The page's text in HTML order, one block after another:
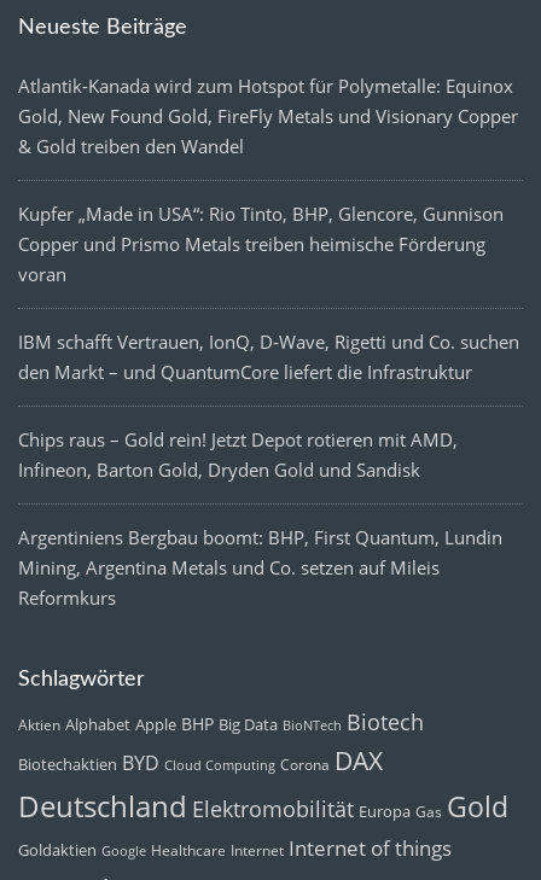
Neueste Beiträge
Atlantik-Kanada wird zum Hotspot für Polymetalle: Equinox
Gold, New Found Gold, FireFly Metals und Visionary Copper
& Gold treiben den Wandel
Kupfer „Made in USA“: Rio Tinto, BHP, Glencore, Gunnison
Copper und Prismo Metals treiben heimische Förderung
voran
IBM schafft Vertrauen, IonQ, D-Wave, Rigetti und Co. suchen
den Markt – und QuantumCore liefert die Infrastruktur
Chips raus – Gold rein! Jetzt Depot rotieren mit AMD,
Infineon, Barton Gold, Dryden Gold und Sandisk
Argentiniens Bergbau boomt: BHP, First Quantum, Lundin
Mining, Argentina Metals und Co. setzen auf Mileis
Reformkurs
Schlagwörter
Aktien Alphabet Apple BHP Big Data BioNTech Biotech
Biotechaktien BYD Cloud Computing Corona DAX
Deutschland Elektromobilität Europa Gas Gold
Goldaktien Google Healthcare Internet Internet of things